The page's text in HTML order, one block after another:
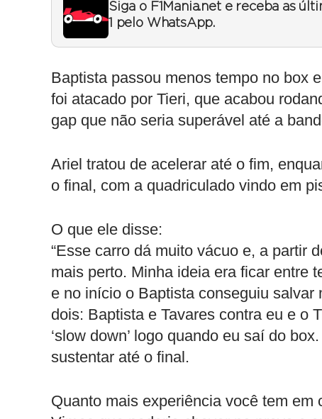
Siga o F1Mania.net e receba as
1 pelo WhatsApp.
Baptista passou menos tempo no box
foi atacado por Tieri, que acabou
gap que não seria superável até a
Ariel tratou de acelerar até o fim,
o final, com a quadriculado vindo em
O que ele disse:
“Esse carro dá muito vácuo e, a partir
mais perto. Minha ideia era ficar entre
e no início o Baptista conseguiu
dois: Baptista e Tavares contra eu e o
‘slow down’ logo quando eu saí do
sustentar até o final.
Quanto mais experiência você tem